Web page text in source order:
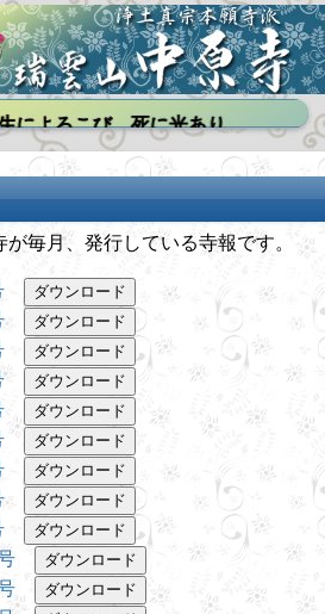
こび 死に光あり
が毎月、発行している寺報です。